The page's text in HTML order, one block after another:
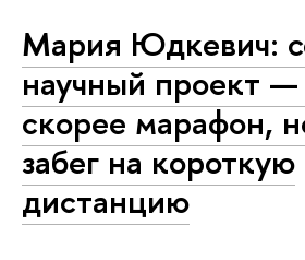
Мария Юдкевич:
научный проект —
скорее марафон,
забег на короткую
дистанцию